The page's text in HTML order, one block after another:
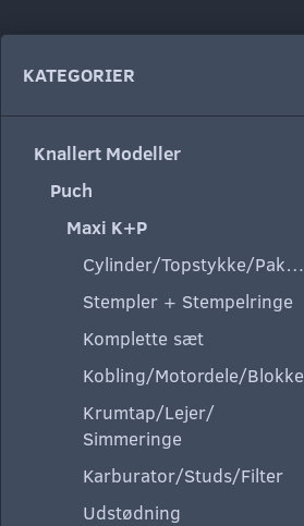
KATEGORIER
Knallert Modeller
Puch
Maxi K+P
Cylinder/Topstykke/Pakning
Stempler + Stempelringe
Komplette sæt
Kobling/Motordele/Blokke
Krumtap/Lejer/
Simmeringe
Karburator/Studs/Filter
Udstødning